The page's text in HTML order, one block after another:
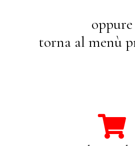
oppure
torna al menù